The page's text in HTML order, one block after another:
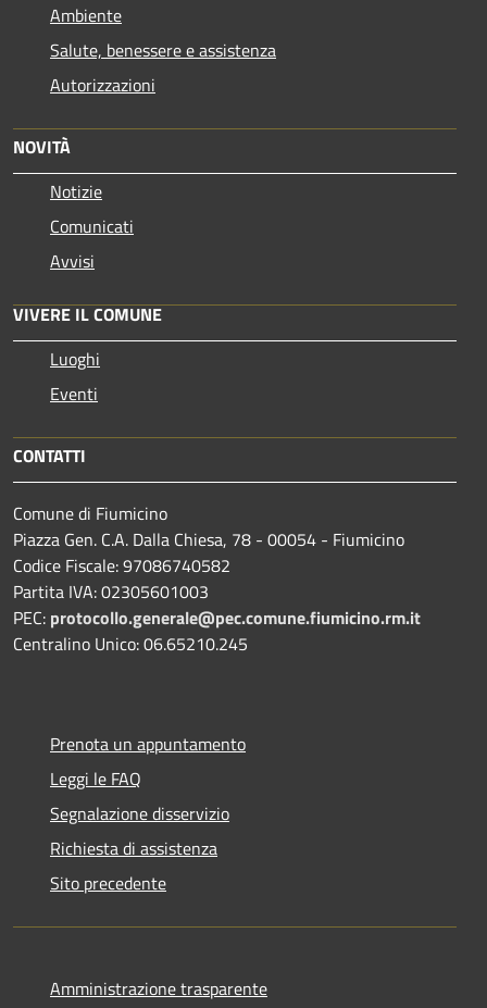
Ambiente
Salute, benessere e assistenza
Autorizzazioni
NOVITÀ
Notizie
Comunicati
Avvisi
VIVERE IL COMUNE
Luoghi
Eventi
CONTATTI
Comune di Fiumicino
Piazza Gen. C.A. Dalla Chiesa, 78 - 00054 - Fiumicino
Codice Fiscale: 97086740582
Partita IVA: 02305601003
PEC: protocollo.generale@pec.comune.fiumicino.rm.it
Centralino Unico: 06.65210.245
Prenota un appuntamento
Leggi le FAQ
Segnalazione disservizio
Richiesta di assistenza
Sito precedente
Amministrazione trasparente